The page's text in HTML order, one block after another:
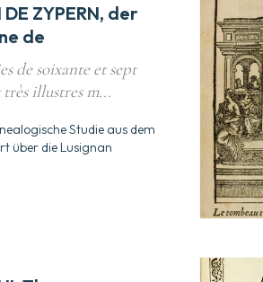
DE ZYPERN, der
de
de soixante et sept
illustres m...
Studie aus dem
über die Lusignan